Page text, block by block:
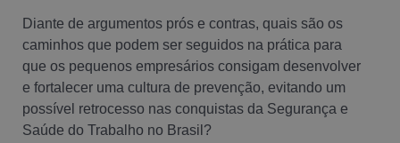
Diante de argumentos prós e contras, quais são os
caminhos que podem ser seguidos na prática para
que os pequenos empresários consigam desenvolver
e fortalecer uma cultura de prevenção, evitando um
possível retrocesso nas conquistas da Segurança e
Saúde do Trabalho no Brasil?